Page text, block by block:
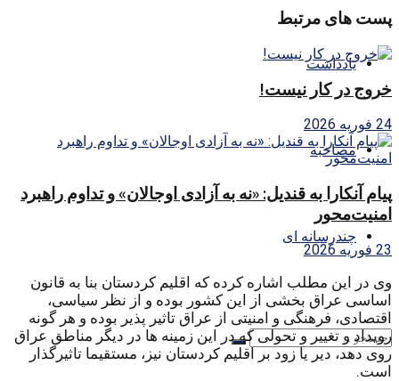
یادداشت
مصاحبه
چندرسانه ای
پست های مرتبط
خروج در کار نیست!
24 فوریه 2026
پیام آنکارا به قندیل: «نه به آزادی اوجالان» و تداوم راهبرد
امنیت‌محور
23 فوریه 2026
وی در این مطلب اشاره کرده که اقلیم کردستان بنا به قانون
اساسی عراق بخشی از این کشور بوده و از نظر سیاسی،
اقتصادی، فرهنگی و امنیتی از عراق تاثیر پذیر بوده و هر گونه
رویداد و تغییر و تحولی که در این زمینه ها در دیگر مناطق عراق
روی دهد، دیر یا زود بر اقلیم کردستان نیز، مستقیما تاثیرگذار
است.